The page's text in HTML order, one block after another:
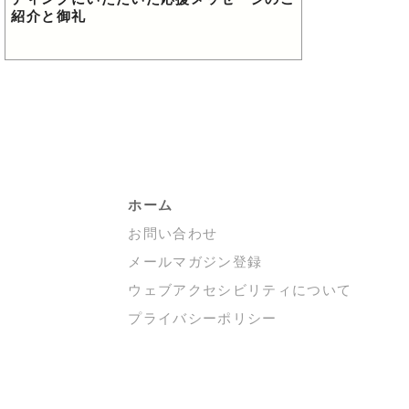
紹介と御礼
ホーム
お問い合わせ
メールマガジン登録
ウェブアクセシビリティについて
プライバシーポリシー